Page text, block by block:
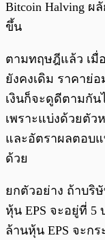
Bitcoin Halving
ขึ้น
ตามทฤษฎีแล้ว เมื่
ยังคงเดิม ราคาย่
เงินก็จะดูดีตามกัน
เพราะแบ่งด้วยตั
และอัตราผลตอบ
ด้วย
ยกตัวอย่าง ถ้าบริ
หุ้น EPS จะอยู่ที่
ล้านหุ้น EPS จะก